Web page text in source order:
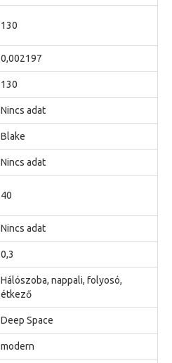
130
0,002197
130
Nincs adat
Blake
Nincs adat
40
Nincs adat
0,3
Hálószoba, nappali, folyosó,
étkező
Deep Space
modern